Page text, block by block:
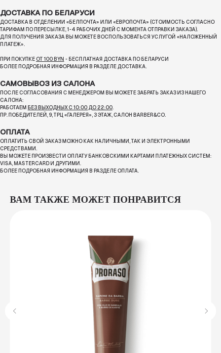
ДОСТАВКА ПО БЕЛАРУСИ
ДОСТАВКА В ОТДЕЛЕНИИ «БЕЛПОЧТА» ИЛИ «ЕВРОПОЧТА» (СТОИМОСТЬ СОГЛАСНО
ТАРИФАМ ПО ПЕРЕСЫЛКЕ, 1-4 РАБОЧИХ ДНЕЙ С МОМЕНТА ОТПРАВКИ ЗАКАЗА).
ДЛЯ ПОЛУЧЕНИЯ ЗАКАЗА ВЫ МОЖЕТЕ ВОСПОЛЬЗОВАТЬСЯ УСЛУГОЙ «НАЛОЖЕННЫЙ
ПЛАТЕЖ».
ПРИ ПОКУПКЕ ОТ 100 BYN - БЕСПЛАТНАЯ ДОСТАВКА ПО БЕЛАРУСИ
БОЛЕЕ ПОДРОБНАЯ ИНФОРМАЦИЯ В РАЗДЕЛЕ ДОСТАВКА.
САМОВЫВОЗ ИЗ САЛОНА
ПОСЛЕ СОГЛАСОВАНИЯ С МЕНЕДЖЕРОМ ВЫ МОЖЕТЕ ЗАБРАТЬ ЗАКАЗ ИЗ НАШЕГО
САЛОНА:
РАБОТАЕМ БЕЗ ВЫХОДНЫХ С 10:00 ДО 22:00.
ПР. ПОБЕДИТЕЛЕЙ, 9, ТРЦ «ГАЛЕРЕЯ», 3 ЭТАЖ, САЛОН BARBER&CO.
ОПЛАТА
ОПЛАТИТЬ СВОЙ ЗАКАЗ МОЖНО КАК НАЛИЧНЫМИ, ТАК И ЭЛЕКТРОННЫМИ
СРЕДСТВАМИ.
ВЫ МОЖЕТЕ ПРОИЗВЕСТИ ОПЛАТУ БАНКОВСКИМИ КАРТАМИ ПЛАТЕЖНЫХ СИСТЕМ:
VISA, MASTERCARD И ДРУГИМИ.
БОЛЕЕ ПОДРОБНАЯ ИНФОРМАЦИЯ В РАЗДЕЛЕ ОПЛАТА.
ВАМ ТАКЖЕ МОЖЕТ ПОНРАВИТСЯ